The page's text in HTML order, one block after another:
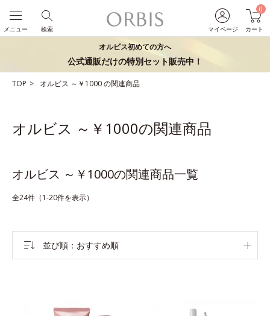
マイページ
0
カート
検索
メニュー
オルビス初めての方へ
公式通販だけの特別セット販売中！
TOP オルビス ～￥1000の関連商品
オルビス ～￥1000の関連商品
オルビス ～￥1000の関連商品一覧
全24件（1-20件を表示）
並び順 おすすめ順